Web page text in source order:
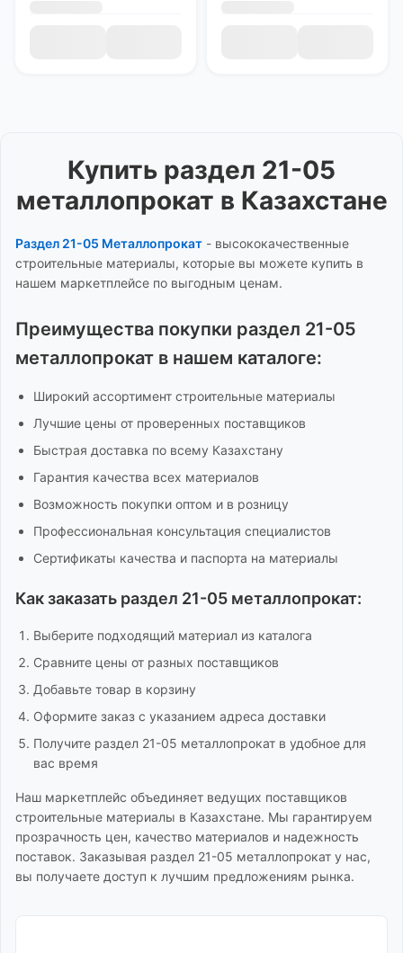
Купить раздел 21-05
металлопрокат в Казахстане
Раздел 21-05 Металлопрокат - высококачественные
строительные материалы, которые вы можете купить в
нашем маркетплейсе по выгодным ценам.
Преимущества покупки раздел 21-05
металлопрокат в нашем каталоге:
Широкий ассортимент строительные материалы
Лучшие цены от проверенных поставщиков
Быстрая доставка по всему Казахстану
Гарантия качества всех материалов
Возможность покупки оптом и в розницу
Профессиональная консультация специалистов
Сертификаты качества и паспорта на материалы
Как заказать раздел 21-05 металлопрокат:
Выберите подходящий материал из каталога
Сравните цены от разных поставщиков
Добавьте товар в корзину
Оформите заказ с указанием адреса доставки
Получите раздел 21-05 металлопрокат в удобное для
вас время
Наш маркетплейс объединяет ведущих поставщиков
строительные материалы в Казахстане. Мы гарантируем
прозрачность цен, качество материалов и надежность
поставок. Заказывая раздел 21-05 металлопрокат у нас,
вы получаете доступ к лучшим предложениям рынка.